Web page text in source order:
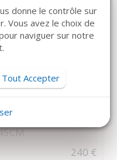
BRAUN
Triangulaire -
240 €
donne le contrôle sur
Vous avez le choix de
naviguer sur notre
Tout Accepter